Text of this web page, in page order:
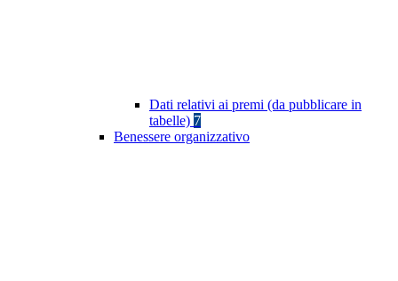
Dati relativi ai premi (da pubblicare in
tabelle) 7
Benessere organizzativo